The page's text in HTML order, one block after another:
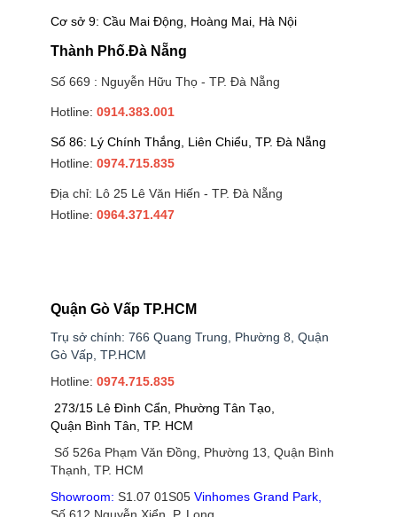
Cơ sở 9: Cầu Mai Động, Hoàng Mai, Hà Nội
Thành Phố.Đà Nẵng
Số 669 : Nguyễn Hữu Thọ - TP. Đà Nẵng
Hotline: 0914.383.001
Số 86: Lý Chính Thắng, Liên Chiểu, TP. Đà Nẵng
Hotline: 0974.715.835
Địa chỉ: Lô 25 Lê Văn Hiến - TP. Đà Nẵng
Hotline: 0964.371.447
Quận Gò Vấp TP.HCM
Trụ sở chính: 766 Quang Trung, Phường 8, Quận
Gò Vấp, TP.HCM
Hotline: 0974.715.835
273/15 Lê Đình Cẩn, Phường Tân Tạo,
Quận Bình Tân, TP. HCM
Số 526a Phạm Văn Đồng, Phường 13, Quận Bình
Thạnh, TP. HCM
Showroom: S1.07 01S05 Vinhomes Grand Park